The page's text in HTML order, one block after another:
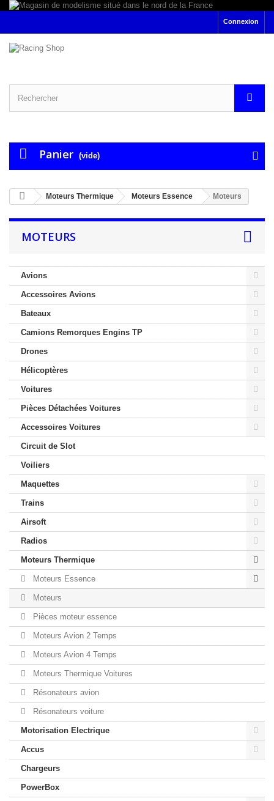
Connexion
Panier (vide)
Moteurs Thermique Moteurs Essence Moteurs
MOTEURS
Avions
Accessoires Avions
Bateaux
Camions Remorques Engins TP
Drones
Hélicoptères
Voitures
Pièces Détachées Voitures
Accessoires Voitures
Circuit de Slot
Voiliers
Maquettes
Trains
Airsoft
Radios
Moteurs Thermique
Moteurs Essence
Moteurs
Pièces moteur essence
Moteurs Avion 2 Temps
Moteurs Avion 4 Temps
Moteurs Thermique Voitures
Résonateurs avion
Résonateurs voiture
Motorisation Electrique
Accus
Chargeurs
PowerBox